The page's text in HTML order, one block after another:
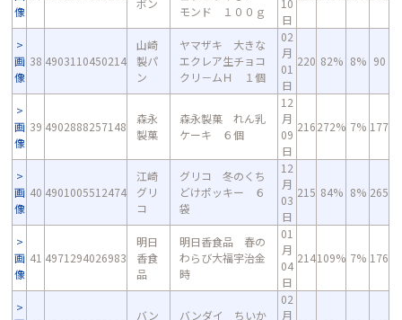
像
ボン
モンド １００ｇ
10
日
画
像
38 4903110450214
山崎
製パ
ン
ヤマザキ 大きな
エクレア生チョコ
クリ－ムＨ １個
02
月
01
日
220 82% 8% 90
画
像
39 4902888257148
森永
製菓
森永製菓 れん乳
ケーキ ６個
12
月
09
日
216272% 7% 177
画
像
40 4901005512474
江崎
グリ
コ
グリコ 冬のくち
どけポッキー ６
袋
12
月
03
日
215 84% 8% 265
画
像
41 4971294026983
明日
香食
品
明日香食品 春の
わらび大福宇治金
時
01
月
04
日
214109% 7% 176
バン
バンダイ ちいか
02
月